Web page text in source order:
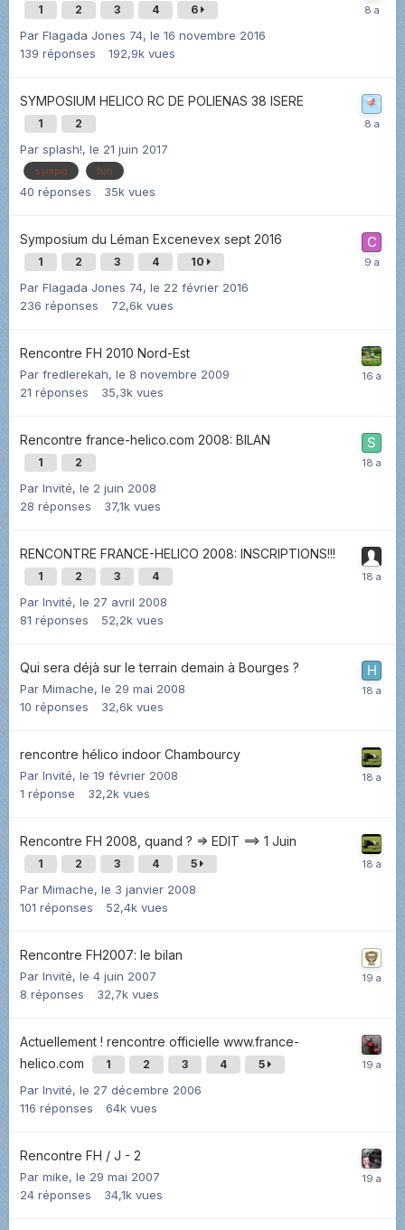
1 2 3 4 6
Par Flagada Jones 74, le 16 novembre 2016
139 réponses 192,9k vues
SYMPOSIUM HELICO RC DE POLIENAS 38 ISERE
1 2
Par splash!, le 21 juin 2017
sympo fun
40 réponses 35k vues
Symposium du Léman Excenevex sept 2016
1 2 3 4 10
Par Flagada Jones 74, le 22 février 2016
236 réponses 72,6k vues
Rencontre FH 2010 Nord-Est
Par fredlerekah, le 8 novembre 2009
21 réponses 35,3k vues
Rencontre france-helico.com 2008: BILAN
1 2
Par Invité, le 2 juin 2008
28 réponses 37,1k vues
RENCONTRE FRANCE-HELICO 2008: INSCRIPTIONS!!!
1 2 3 4
Par Invité, le 27 avril 2008
81 réponses 52,2k vues
Qui sera déjà sur le terrain demain à Bourges ?
Par Mimache, le 29 mai 2008
10 réponses 32,6k vues
rencontre hélico indoor Chambourcy
Par Invité, le 19 février 2008
1 réponse 32,2k vues
Rencontre FH 2008, quand ? => EDIT ==> 1 Juin
1 2 3 4 5
Par Mimache, le 3 janvier 2008
101 réponses 52,4k vues
Rencontre FH2007: le bilan
Par Invité, le 4 juin 2007
8 réponses 32,7k vues
Actuellement ! rencontre officielle www.france-
helico.com
1 2 3 4 5
Par Invité, le 27 décembre 2006
116 réponses 64k vues
Rencontre FH / J - 2
Par mike, le 29 mai 2007
24 réponses 34,1k vues